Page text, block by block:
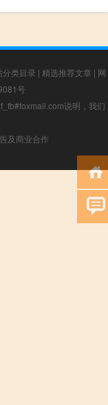
分类目录 | 精选推荐文章 | 网
号
说明，我们
及商业合作